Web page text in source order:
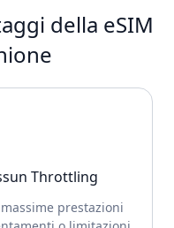
della eSIM
Throttling
prestazioni